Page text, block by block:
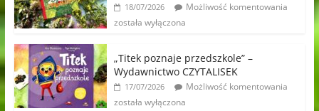
18/07/2026
Możliwość komentowania
została wyłączona
„Titek poznaje przedszkole” –
Wydawnictwo CZYTALISEK
17/07/2026
Możliwość komentowania
została wyłączona